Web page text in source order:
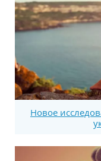
Новое